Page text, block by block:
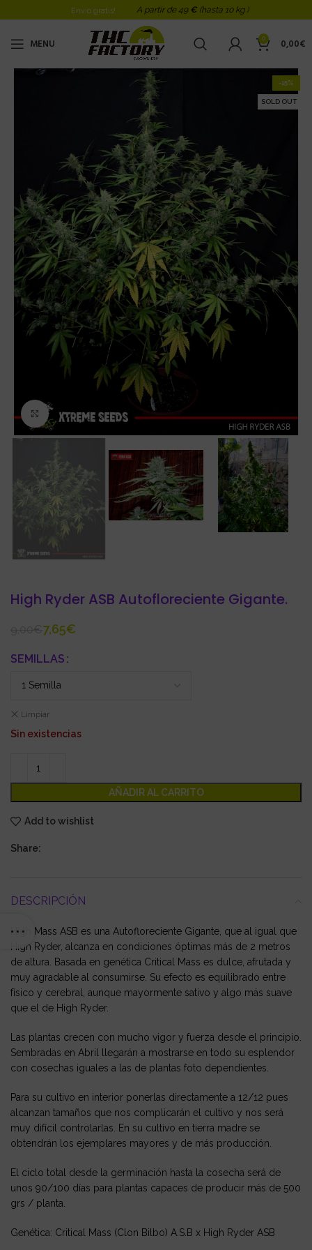
Envio gratis! A partir de 49 € (hasta 10 kg )
MENU 0 0,00€
-15%
SOLD OUT
Click to enlarge
High Ryder ASB Autofloreciente Gigante.
7,65€
SEMILLAS
Limpiar
Sin existencias
AÑADIR AL CARRITO
Add to wishlist
Share:
DESCRIPCIÓN
High Mass ASB es una Autofloreciente Gigante, que al igual que
High Ryder, alcanza en condiciones óptimas más de 2 metros
de altura. Basada en genética Critical Mass es dulce, afrutada y
muy agradable al consumirse. Su efecto es equilibrado entre
físico y cerebral, aunque mayormente sativo y algo más suave
que el de High Ryder.
Las plantas crecen con mucho vigor y fuerza desde el principio.
Sembradas en Abril llegarán a mostrarse en todo su esplendor
con cosechas iguales a las de plantas foto dependientes.
Para su cultivo en interior ponerlas directamente a 12/12 pues
alcanzan tamaños que nos complicarán el cultivo y nos será
muy difícil controlarlas. En su cultivo en tierra madre se
obtendrán los ejemplares mayores y de más producción.
El ciclo total desde la germinación hasta la cosecha será de
unos 90/100 días para plantas capaces de producir más de 500
grs / planta.
Genética: Critical Mass (Clon Bilbo) A.S.B x High Ryder ASB